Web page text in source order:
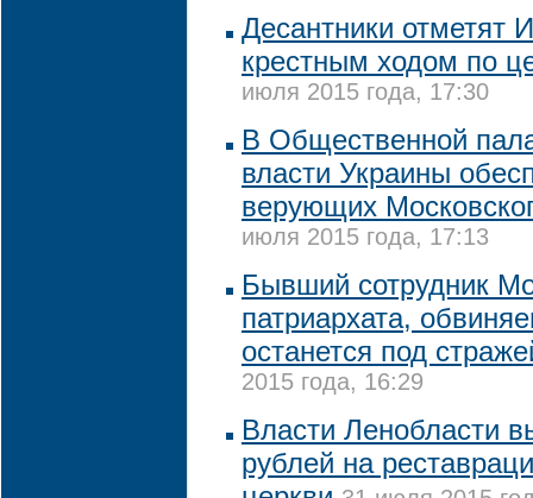
Десантники отметят
крестным ходом по
июля 2015 года, 17:30
В Общественной
власти Украины
верующих
июля 2015 года, 17:13
Бывший сотрудник
патриархата,
останется под
2015 года, 16:29
Власти Ленобласти
рублей на